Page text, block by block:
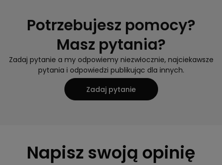
Potrzebujesz pomocy?
Masz pytania?
Zadaj pytanie a my odpowiemy niezwłocznie, najciekawsze
pytania i odpowiedzi publikując dla innych.
Zadaj pytanie
Napisz swoją opinię